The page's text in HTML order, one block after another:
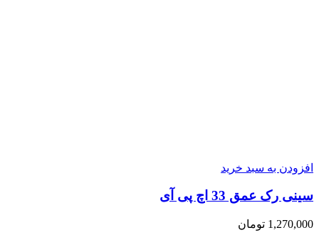
افزودن به سبد خرید
سینی رک عمق 33 اچ پی آی
1,270,000 تومان